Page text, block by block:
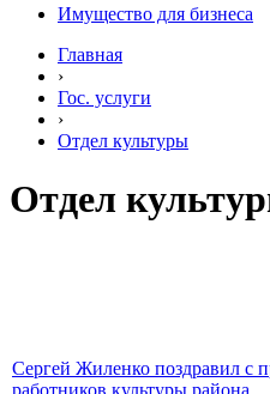
Имущество для бизнеса
Главная
›
Гос. услуги
›
Отдел культуры
Отдел
Сергей Жиленко поздравил с
работников культуры района